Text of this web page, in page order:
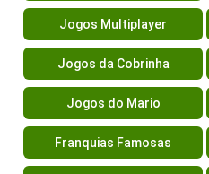
Jogos Multiplayer
Jogos da Cobrinha
Jogos do Mario
Franquias Famosas